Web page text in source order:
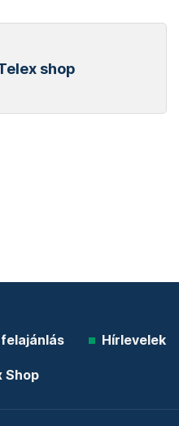
shop
felajánlás Hírlevelek
Shop